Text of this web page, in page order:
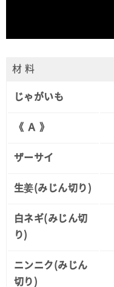
材 料
じゃがいも
《 Ａ 》
ザーサイ
生姜(みじん切り)
白ネギ(みじん切
り)
ニンニク(みじん
切り)